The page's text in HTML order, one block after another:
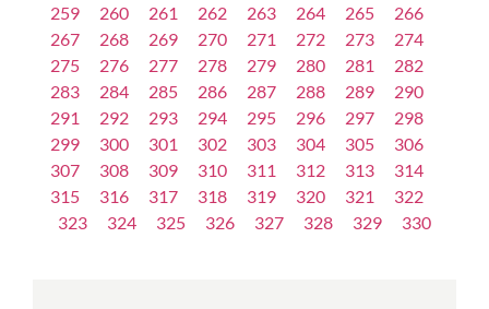
259
260 261 262 263 264 265
266
267
268 269 270 271 272 273
274
275
276 277 278 279 280 281
282
283
284 285 286 287 288 289
290
291
292 293 294 295 296 297
298
299
300 301 302 303 304 305
306
307
308 309 310 311 312 313
314
315
316 317 318 319 320 321
322
323
324 325 326 327 328 329 330